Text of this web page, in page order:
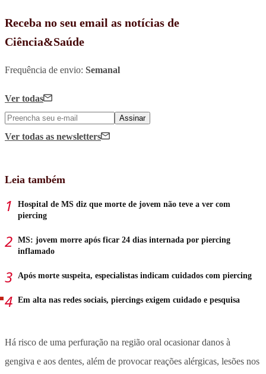
Receba no seu email as notícias de
Ciência&Saúde
Frequência de envio: Semanal
Ver todas
Assinar
Ver todas as newsletters
Leia também
Hospital de MS diz que morte de jovem não teve a ver com
piercing
MS: jovem morre após ficar 24 dias internada por piercing
inflamado
Após morte suspeita, especialistas indicam cuidados com piercing
Em alta nas redes sociais, piercings exigem cuidado e pesquisa
Há risco de uma perfuração na região oral ocasionar danos à
gengiva e aos dentes, além de provocar reações alérgicas, lesões nos